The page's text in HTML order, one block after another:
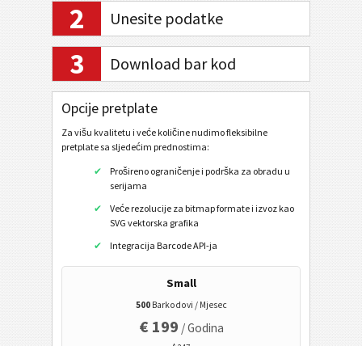
Internet bankarstvo / SEPA
Mobilni oznak
QR kod
Data Matrix
URL
Nazvati telefonski broj
Poslati SMS poruku
Twitter profil
Facebook profil
Facebook Sviđa mi se / Like
LinkedIn korisničkog profila
2 Unesite podatke
3 Download bar kod
Opcije pretplate
Za višu kvalitetu i veće količine nudimo fleksibilne
pretplate sa sljedećim prednostima:
Prošireno ograničenje i podrška za obradu u
serijama
Veće rezolucije za bitmap formate i izvoz kao
SVG vektorska grafika
Integracija Barcode API-ja
Small
500Barkodovi / Mjesec
€ 199 / Godina